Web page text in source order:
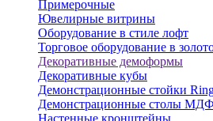
Примерочные
Ювелирные витрины
Оборудование в стиле лофт
Торговое оборудование в
Декоративные демоформы
Декоративные кубы
Демонстрационные стойки
Демонстрационные столы МДФ
Настенные кронштейны